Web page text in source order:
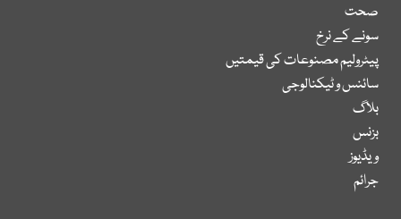
صحت
سونے کے نرخ
پیٹرولیم مصنوعات کی قیمتیں
سائنس و ٹیکنالوجی
بلاگ
بزنس
ویڈیوز
جرائم